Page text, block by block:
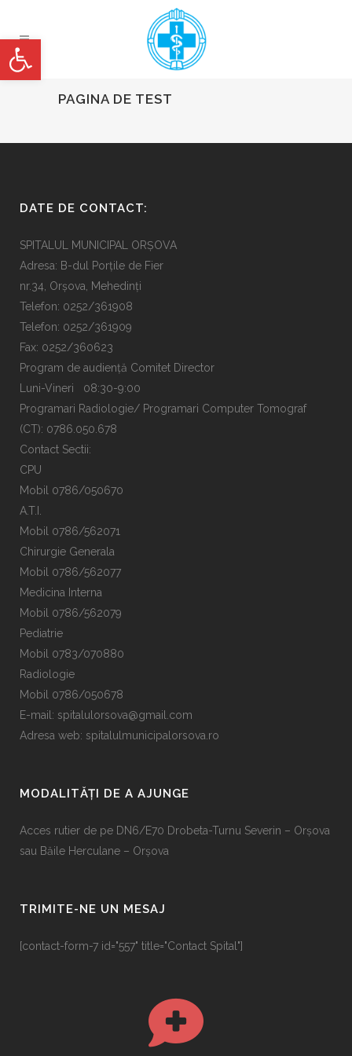
Deschide bara de unelte
PAGINA DE TEST
DATE DE CONTACT:
SPITALUL MUNICIPAL ORȘOVA
Adresa: B-dul Porțile de Fier
nr.34, Orșova, Mehedinți
Telefon: 0252/361908
Telefon: 0252/361909
Fax: 0252/360623
Program de audiență Comitet Director
Luni-Vineri 08:30-9:00
Programari Radiologie/ Programari Computer Tomograf
(CT): 0786.050.678
Contact Sectii:
CPU
Mobil 0786/050670
A.T.I.
Mobil 0786/562071
Chirurgie Generala
Mobil 0786/562077
Medicina Interna
Mobil 0786/562079
Pediatrie
Mobil 0783/070880
Radiologie
Mobil 0786/050678
E-mail: spitalulorsova@gmail.com
Adresa web: spitalulmunicipalorsova.ro
MODALITĂȚI DE A AJUNGE
Acces rutier de pe DN6/E70 Drobeta-Turnu Severin – Orșova
sau Băile Herculane – Orșova
TRIMITE-NE UN MESAJ
[contact-form-7 id="557" title="Contact Spital"]